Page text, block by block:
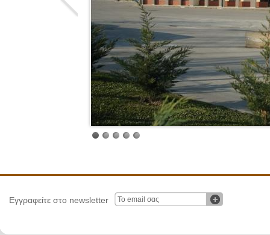
Εγγραφείτε στο newsletter